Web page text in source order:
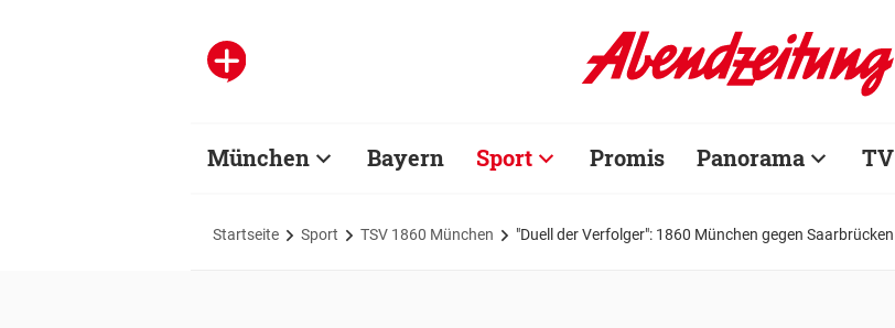
München Bayern Sport Promis Panorama TV
Startseite Sport TSV 1860 München "Duell der Verfolger": 1860 München gegen Saarbrücken